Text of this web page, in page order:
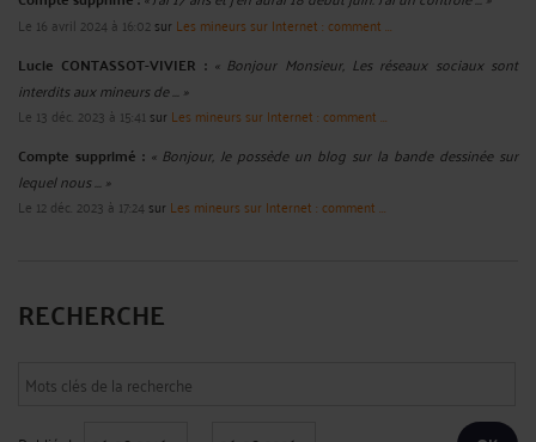
Le 16 avril 2024 à 16:02sur Les mineurs sur Internet : comment ...
Lucie CONTASSOT-VIVIER : « Bonjour Monsieur, Les réseaux sociaux sont
interdits aux mineurs de ... »
Le 13 déc. 2023 à 15:41 sur Les mineurs sur Internet : comment ...
Compte supprimé : « Bonjour, Je possède un blog sur la bande dessinée sur
lequel nous ... »
Le 12 déc. 2023 à 17:24 sur Les mineurs sur Internet : comment ...
RECHERCHE